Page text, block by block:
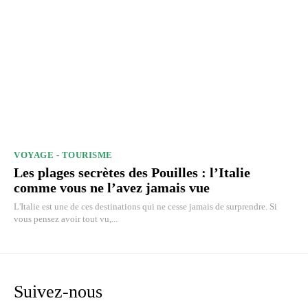
VOYAGE - TOURISME
Les plages secrètes des Pouilles : l’Italie
comme vous ne l’avez jamais vue
L'Italie est une de ces destinations qui ne cesse jamais de surprendre. Si
vous pensez avoir tout vu,...
Suivez-nous